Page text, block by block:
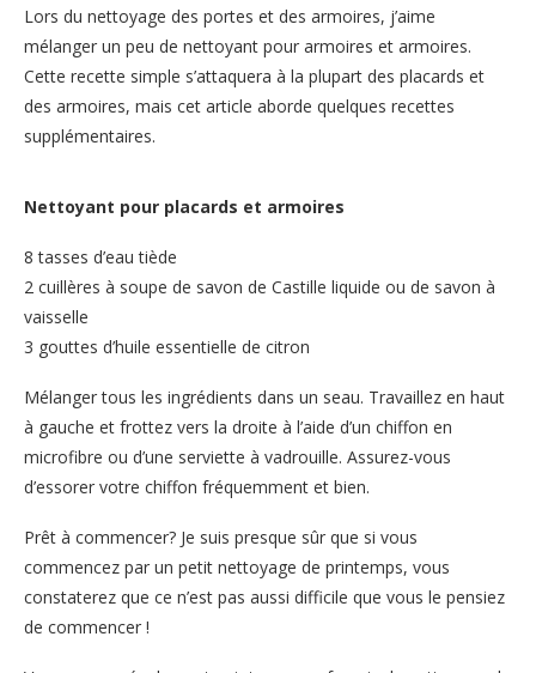
Lors du nettoyage des portes et des armoires, j’aime
mélanger un peu de nettoyant pour armoires et armoires.
Cette recette simple s’attaquera à la plupart des placards et
des armoires, mais cet article aborde quelques recettes
supplémentaires.
Nettoyant pour placards et armoires
8 tasses d’eau tiède
2 cuillères à soupe de savon de Castille liquide ou de savon à
vaisselle
3 gouttes d’huile essentielle de citron
Mélanger tous les ingrédients dans un seau. Travaillez en haut
à gauche et frottez vers la droite à l’aide d’un chiffon en
microfibre ou d’une serviette à vadrouille. Assurez-vous
d’essorer votre chiffon fréquemment et bien.
Prêt à commencer? Je suis presque sûr que si vous
commencez par un petit nettoyage de printemps, vous
constaterez que ce n’est pas aussi difficile que vous le pensiez
de commencer !